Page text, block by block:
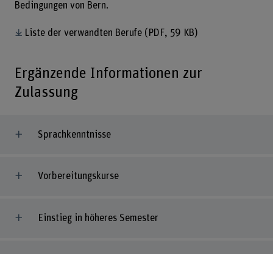
Bedingungen von Bern.
Liste der verwandten Berufe (PDF, 59 KB)
Ergänzende Informationen zur
Zulassung
Sprachkenntnisse
Vorbereitungskurse
Einstieg in höheres Semester